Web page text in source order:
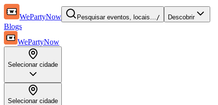
WePartyNow Pesquisar eventos, locais…/ Descobrir
Blogs
WePartyNow
Selecionar cidade
Selecionar cidade